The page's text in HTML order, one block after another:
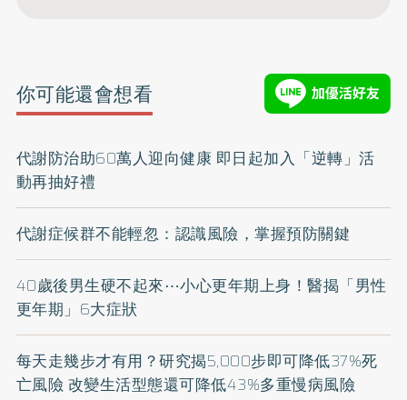
你可能還會想看
代謝防治助60萬人迎向健康 即日起加入「逆轉」活
動再抽好禮
代謝症候群不能輕忽：認識風險，掌握預防關鍵
40歲後男生硬不起來⋯小心更年期上身！醫揭「男性
更年期」6大症狀
每天走幾步才有用？研究揭5,000步即可降低37%死
亡風險 改變生活型態還可降低43%多重慢病風險